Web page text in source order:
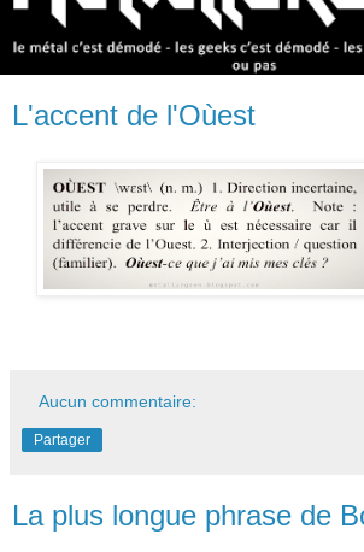
L'accent de l'Oùest
Aucun commentaire:
Partager
La plus longue phrase de